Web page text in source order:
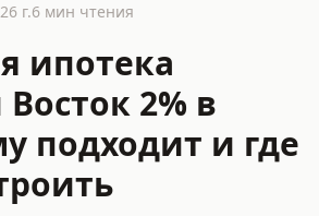
г.6 мин чтения
ипотека
2% в
подходит и где